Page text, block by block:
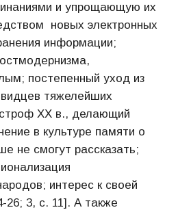
и упрощающую их
новых электронных
информации;
постепенный уход из
тяжелейших
XX в., делающий
в культуре памяти о
не смогут рассказать;
интерес к своей
26; 3, с. 11]. А также